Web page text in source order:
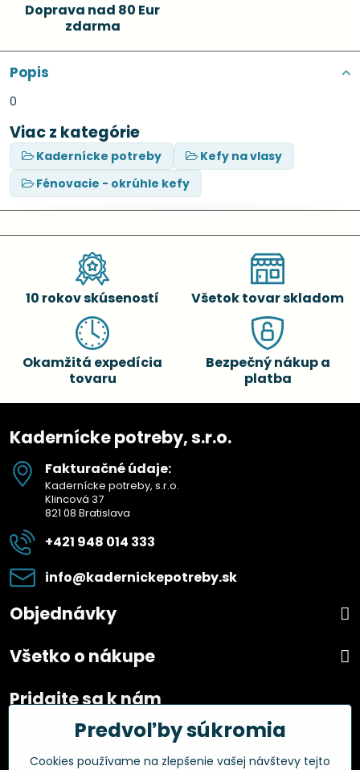
Doprava nad 80 Eur
zdarma
Popis
0
Viac z kategórie
Kadernícke potreby
Kefy na vlasy
Fénovacie - okrúhle kefy
10 rokov skúseností Všetok tovar skladom
Okamžitá expedícia
tovaru
Bezpečný nákup a
platba
Kadernícke potreby, s.r.o.
Fakturačné údaje:
Kadernícke potreby, s.r.o.
Klincová 37
821 08 Bratislava
+421 948 014 333
info​@kadernickepotreby​.sk
Objednávky
Všetko o nákupe
Pridajte sa k nám
FacebookPredvoľby súkromia
Cookies používame na zlepšenie vašej návštevy tejto